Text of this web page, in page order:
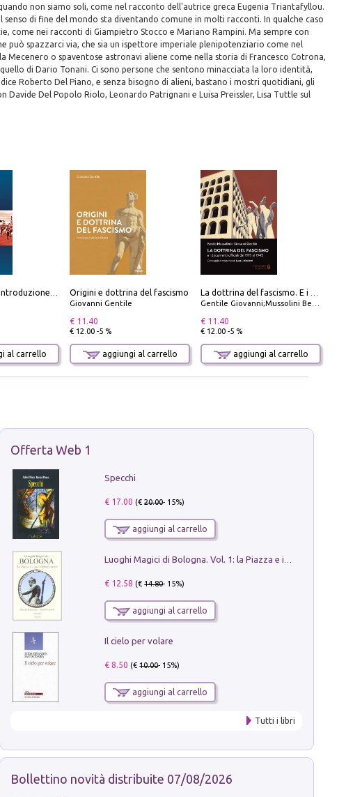
non siamo soli, come nel racconto dell'autrice greca Eugenia Triantafyllou.
senso di fine del mondo sta diventando comune in molti racconti. In qualche caso
come nei racconti di Giampietro Stocco e Mariano Rampini. Ma sempre con
può spazzarci via, che sia un ispettore imperiale plenipotenziario come nel
Mecenero o spaventose astronavi aliene come nella storia di Francesco Cotrona,
di Dario Tonani. Ci sono persone che sentono minacciata la loro identità,
Roberto Del Piano, e senza bisogno di alieni, bastano i mostri quotidiani, gli
Davide Del Popolo Riolo, Leonardo Patrignani e Luisa Preissler, Lisa Tuttle sul
al carrello
Origini e dottrina del fascismo
Giovanni Gentile
€ 11.40
€ 12.00 -5 %
aggiungi al carrello
Gentile Giovanni;Mussolini Benito
€ 11.40
€ 12.00 -5 %
aggiungi al carrello
Offerta Web 1
Specchi
€ 17.00 (€20.00- 15%)
aggiungi al carrello
€ 12.58 (€14.80- 15%)
aggiungi al carrello
Il cielo per volare
€ 8.50 (€10.00- 15%)
aggiungi al carrello
Tutti i libri
Bollettino novità distribuite 07/08/2026